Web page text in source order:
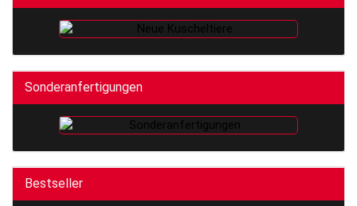
Sonderanfertigungen
Bestseller